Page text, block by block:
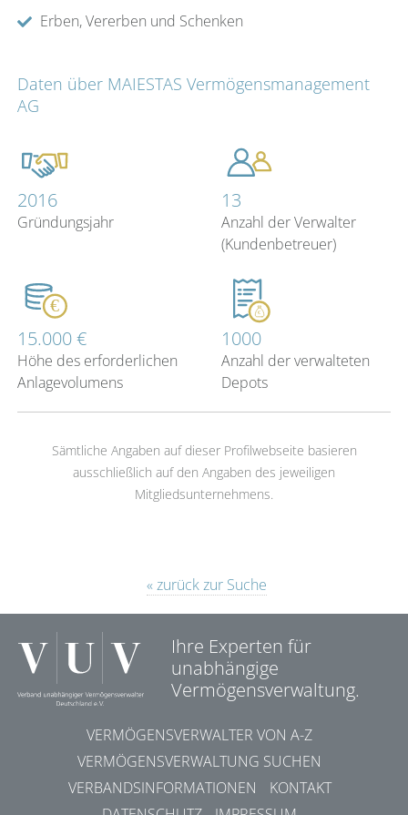
Erben, Vererben und Schenken
Daten über MAIESTAS Vermögensmanagement
AG
2016
Gründungsjahr
13
Anzahl der Verwalter
(Kundenbetreuer)
15.000 €
Höhe des erforderlichen
Anlagevolumens
1000
Anzahl der verwalteten
Depots
Sämtliche Angaben auf dieser Profilwebseite basieren
ausschließlich auf den Angaben des jeweiligen
Mitgliedsunternehmens.
« zurück zur Suche
Ihre Experten für
unabhängige
Vermögensverwaltung.
VERMÖGENSVERWALTER VON A-Z
VERMÖGENSVERWALTUNG SUCHEN
VERBANDSINFORMATIONEN
KONTAKT